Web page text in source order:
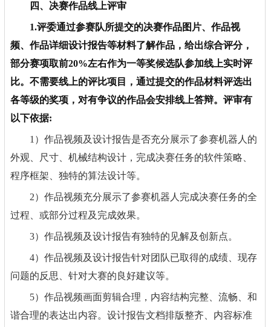
四、决赛作品线上评审
1.评委通过参赛队所提交的决赛作品图片、作品视
频、作品详细设计报告等材料了解作品，给出综合评分，
部分赛项取前20%左右作为一等奖候选队参加线上实时评
比。不需要线上的评比项目，通过提交的作品材料评选出
各等级的奖项，对有争议的作品会安排线上答辩。评审有
以下依据:
1）作品视频及设计报告是否充分展示了参赛机器人的
外观、尺寸、机械结构设计，完成决赛任务的软件策略、
程序框架、独特的算法设计等。
2）作品视频充分展示了参赛机器人完成决赛任务的全
过程、或部分过程及完成效果。
3）作品视频及设计报告有独特的见解及创新点。
4）作品视频及设计报告针对团队已取得的成绩、现存
问题的反思、针对大赛的良好建议等。
5）作品视频画面剪辑合理，内容结构完整、流畅、和
谐合理的表达出内容。设计报告文档排版整齐、内容标准